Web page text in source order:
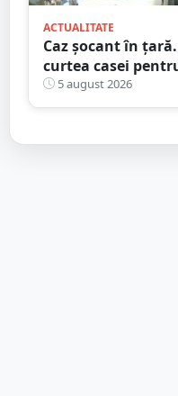
ACTUALITATE
Caz șocant în
curtea casei
pensia
5 august 2026